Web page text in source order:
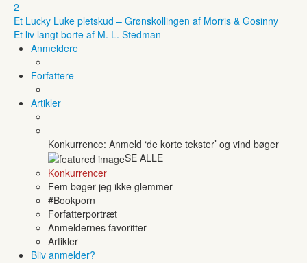
2
Et Lucky Luke pletskud – Grønskollingen af Morris & Gosinny
Et liv langt borte af M. L. Stedman
Anmeldere
Forfattere
Artikler
Konkurrence: Anmeld ‘de korte tekster’ og vind bøger
SE ALLE
Konkurrencer
Fem bøger jeg ikke glemmer
#Bookporn
Forfatterportræt
Anmeldernes favoritter
Artikler
Bliv anmelder?